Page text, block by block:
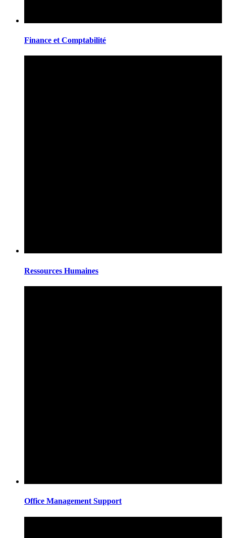
Finance et Comptabilité
Ressources Humaines
Office Management Support